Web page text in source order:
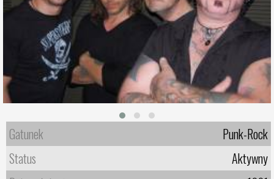
Gatunek
Punk-Rock
Status
Aktywny